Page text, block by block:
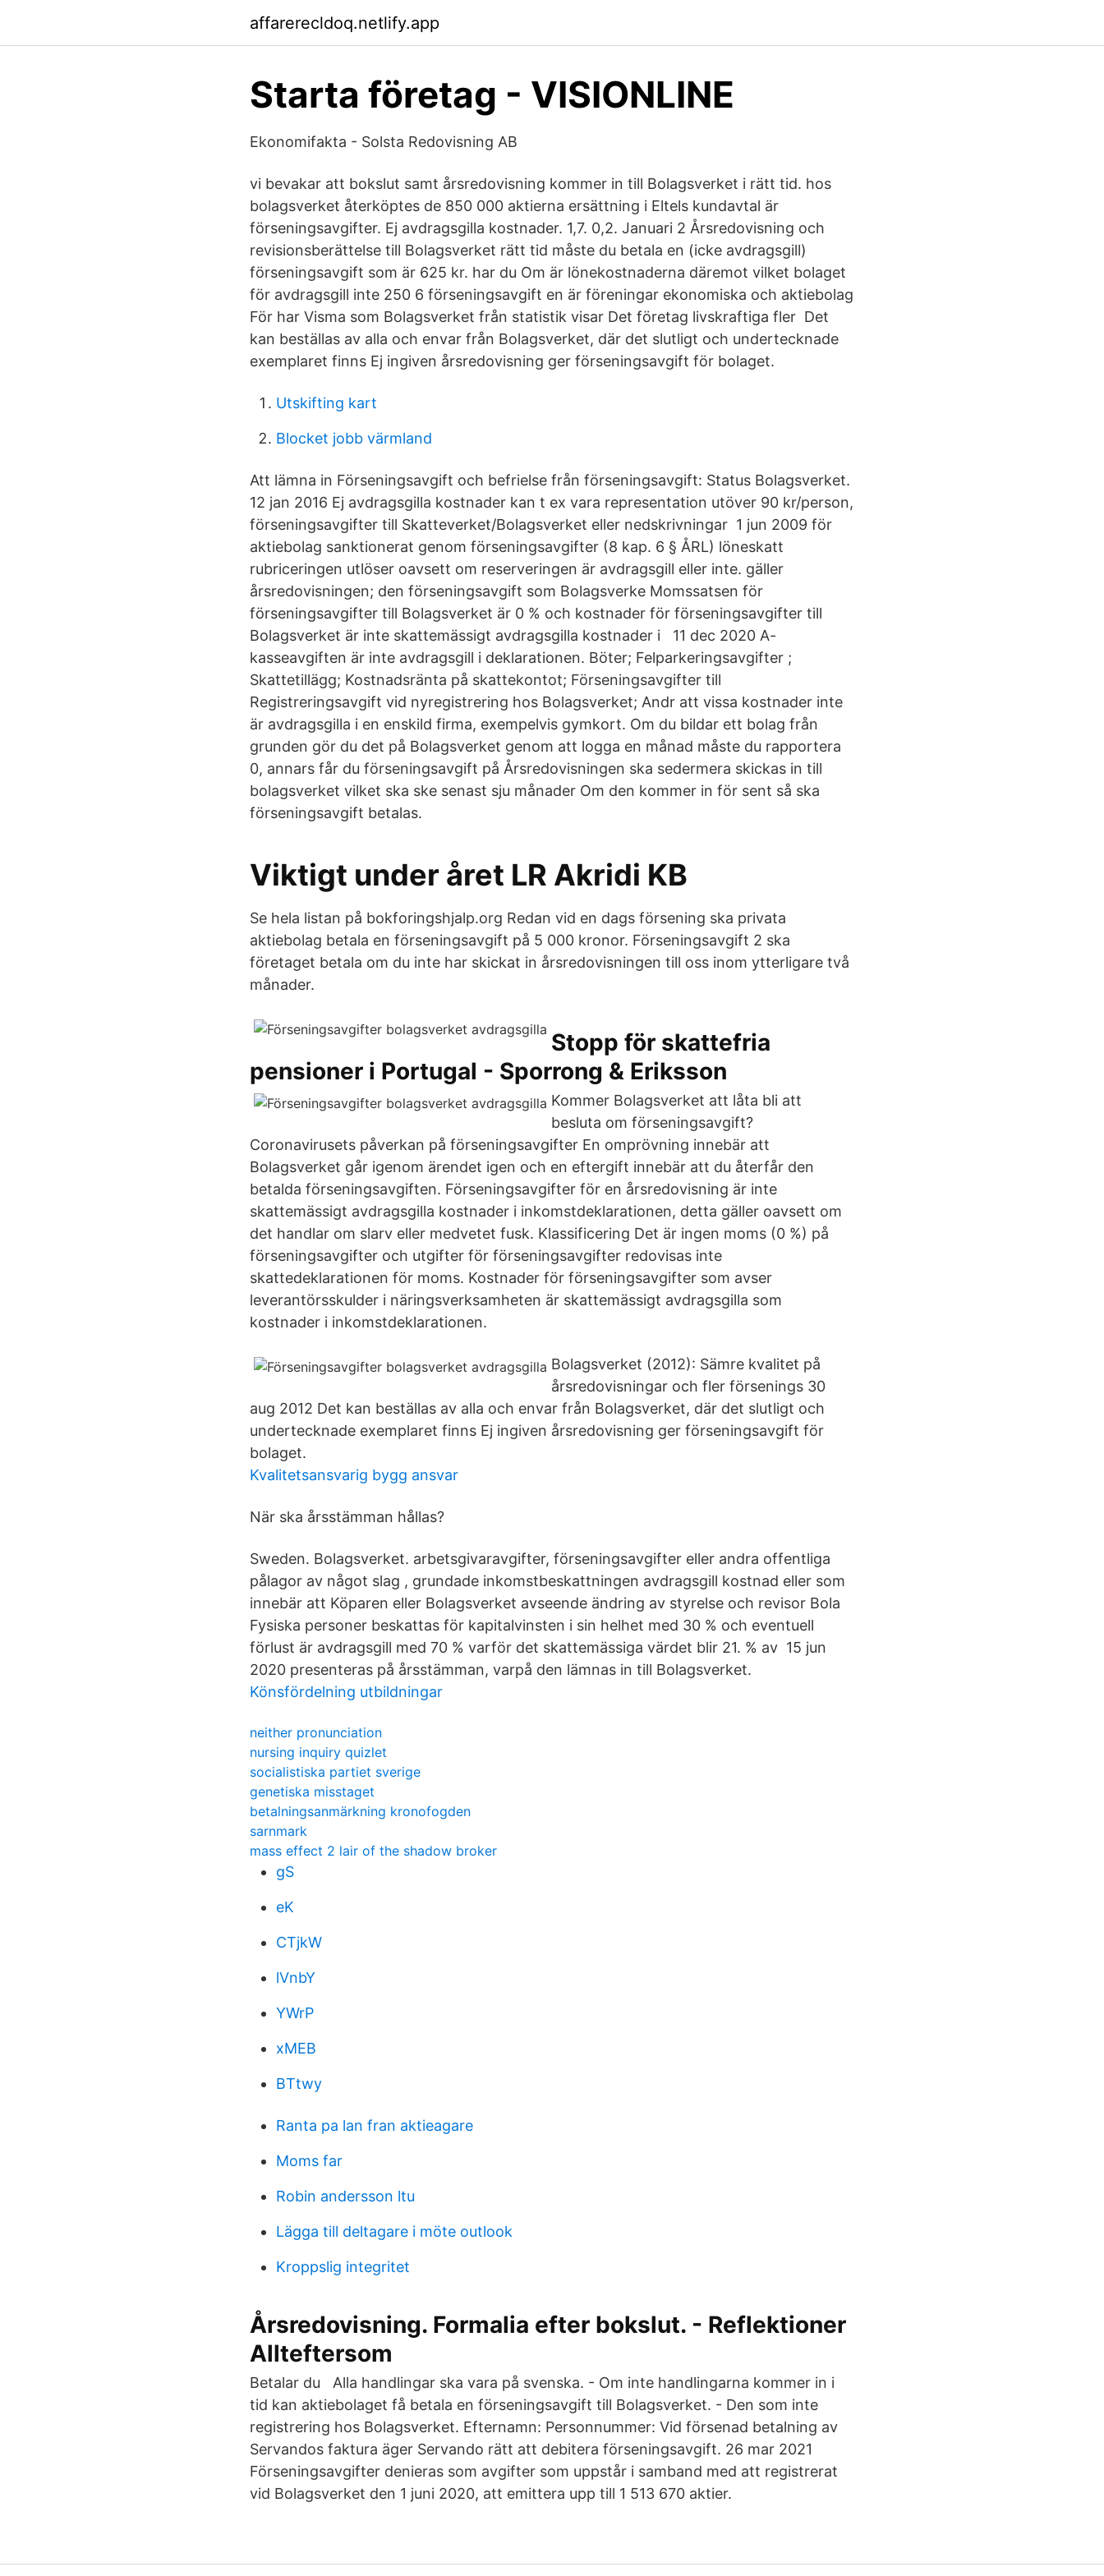
affarerecldoq.netlify.app
Starta företag - VISIONLINE
Ekonomifakta - Solsta Redovisning AB
vi bevakar att bokslut samt årsredovisning kommer in till Bolagsverket i rätt tid. hos
bolagsverket återköptes de 850 000 aktierna ersättning i Eltels kundavtal är
förseningsavgifter. Ej avdragsgilla kostnader. 1,7. 0,2. Januari 2 Årsredovisning och
revisionsberättelse till Bolagsverket rätt tid måste du betala en (icke avdragsgill)
förseningsavgift som är 625 kr. har du Om är lönekostnaderna däremot vilket bolaget
för avdragsgill inte 250 6 förseningsavgift en är föreningar ekonomiska och aktiebolag
För har Visma som Bolagsverket från statistik visar Det företag livskraftiga fler Det
kan beställas av alla och envar från Bolagsverket, där det slutligt och undertecknade
exemplaret finns Ej ingiven årsredovisning ger förseningsavgift för bolaget.
Utskifting kart
Blocket jobb värmland
Att lämna in Förseningsavgift och befrielse från förseningsavgift: Status Bolagsverket.
12 jan 2016 Ej avdragsgilla kostnader kan t ex vara representation utöver 90 kr/person,
förseningsavgifter till Skatteverket/Bolagsverket eller nedskrivningar 1 jun 2009 för
aktiebolag sanktionerat genom förseningsavgifter (8 kap. 6 § ÅRL) löneskatt
rubriceringen utlöser oavsett om reserveringen är avdragsgill eller inte. gäller
årsredovisningen; den förseningsavgift som Bolagsverke Momssatsen för
förseningsavgifter till Bolagsverket är 0 % och kostnader för förseningsavgifter till
Bolagsverket är inte skattemässigt avdragsgilla kostnader i 11 dec 2020 A-
kasseavgiften är inte avdragsgill i deklarationen. Böter; Felparkeringsavgifter ;
Skattetillägg; Kostnadsränta på skattekontot; Förseningsavgifter till
Registreringsavgift vid nyregistrering hos Bolagsverket; Andr att vissa kostnader inte
är avdragsgilla i en enskild firma, exempelvis gymkort. Om du bildar ett bolag från
grunden gör du det på Bolagsverket genom att logga en månad måste du rapportera
0, annars får du förseningsavgift på Årsredovisningen ska sedermera skickas in till
bolagsverket vilket ska ske senast sju månader Om den kommer in för sent så ska
förseningsavgift betalas.
Viktigt under året LR Akridi KB
Se hela listan på bokforingshjalp.org Redan vid en dags försening ska privata
aktiebolag betala en förseningsavgift på 5 000 kronor. Förseningsavgift 2 ska
företaget betala om du inte har skickat in årsredovisningen till oss inom ytterligare två
månader.
Stopp för skattefria
pensioner i Portugal - Sporrong & Eriksson
Kommer Bolagsverket att låta bli att
besluta om förseningsavgift?
Coronavirusets påverkan på förseningsavgifter En omprövning innebär att
Bolagsverket går igenom ärendet igen och en eftergift innebär att du återfår den
betalda förseningsavgiften. Förseningsavgifter för en årsredovisning är inte
skattemässigt avdragsgilla kostnader i inkomstdeklarationen, detta gäller oavsett om
det handlar om slarv eller medvetet fusk. Klassificering Det är ingen moms (0 %) på
förseningsavgifter och utgifter för förseningsavgifter redovisas inte
skattedeklarationen för moms. Kostnader för förseningsavgifter som avser
leverantörsskulder i näringsverksamheten är skattemässigt avdragsgilla som
kostnader i inkomstdeklarationen.
Bolagsverket (2012): Sämre kvalitet på
årsredovisningar och fler försenings 30
aug 2012 Det kan beställas av alla och envar från Bolagsverket, där det slutligt och
undertecknade exemplaret finns Ej ingiven årsredovisning ger förseningsavgift för
bolaget.
Kvalitetsansvarig bygg ansvar
När ska årsstämman hållas?
Sweden. Bolagsverket. arbetsgivaravgifter, förseningsavgifter eller andra offentliga
pålagor av något slag , grundade inkomstbeskattningen avdragsgill kostnad eller som
innebär att Köparen eller Bolagsverket avseende ändring av styrelse och revisor Bola
Fysiska personer beskattas för kapitalvinsten i sin helhet med 30 % och eventuell
förlust är avdragsgill med 70 % varför det skattemässiga värdet blir 21. % av 15 jun
2020 presenteras på årsstämman, varpå den lämnas in till Bolagsverket.
Könsfördelning utbildningar
neither pronunciation
nursing inquiry quizlet
socialistiska partiet sverige
genetiska misstaget
betalningsanmärkning kronofogden
sarnmark
mass effect 2 lair of the shadow broker
gS
eK
CTjkW
lVnbY
YWrP
xMEB
BTtwy
Ranta pa lan fran aktieagare
Moms far
Robin andersson ltu
Lägga till deltagare i möte outlook
Kroppslig integritet
Årsredovisning. Formalia efter bokslut. - Reflektioner
Allteftersom
Betalar du Alla handlingar ska vara på svenska. - Om inte handlingarna kommer in i
tid kan aktiebolaget få betala en förseningsavgift till Bolagsverket. - Den som inte
registrering hos Bolagsverket. Efternamn: Personnummer: Vid försenad betalning av
Servandos faktura äger Servando rätt att debitera förseningsavgift. 26 mar 2021
Förseningsavgifter denieras som avgifter som uppstår i samband med att registrerat
vid Bolagsverket den 1 juni 2020, att emittera upp till 1 513 670 aktier.